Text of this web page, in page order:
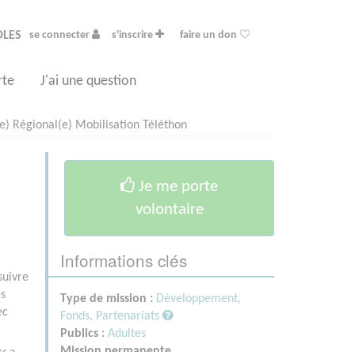
se connecter s'inscrire faire un don
J'ai une question
Régional(e) Mobilisation Téléthon
Je me porte
volontaire
Informations clés
Type de mission : Développement,
Fonds, Partenariats
Publics : Adultes